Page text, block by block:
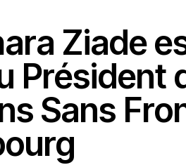
Ziade
Président
Sans